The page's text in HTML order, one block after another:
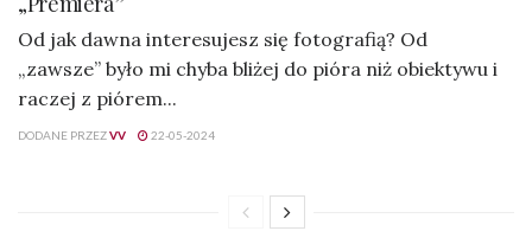
Od jak dawna interesujesz się fotografią? Od
„zawsze” było mi chyba bliżej do pióra niż obiektywu i
raczej z piórem...
DODANE PRZEZVV 22-05-2024